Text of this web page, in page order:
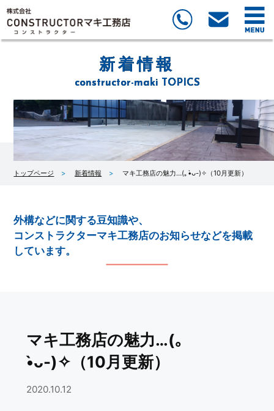
新着情報
constructor-maki TOPICS
トップページ 新着情報 マキ工務店の魅力…(｡•̀ᴗ-)✧（10月更新）
外構などに関する豆知識や、
コンストラクターマキ工務店のお知らせなどを掲載
しています。
マキ工務店の魅力…(｡
•̀ᴗ-)✧（10月更新）
2020.10.12